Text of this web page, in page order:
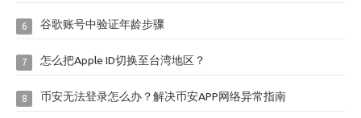
6 谷歌账号中验证年龄步骤
7 怎么把Apple ID切换至台湾地区？
8 币安无法登录怎么办？解决币安APP网络异常指南